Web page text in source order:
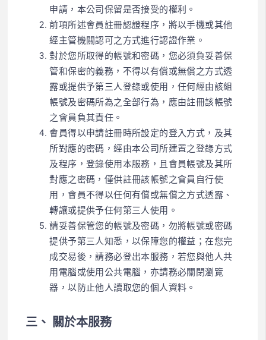
申請，本公司保留是否接受的權利。
前項所述會員註冊認證程序，將以手機或其他
經主管機關認可之方式進行認證作業。
對於您所取得的帳號和密碼，您必須負妥善保
管和保密的義務，不得以有償或無償之方式透
露或提供予第三人登錄或使用，任何經由該組
帳號及密碼所為之全部行為，應由註冊該帳號
之會員負其責任。
會員得以申請註冊時所設定的登入方式，及其
所對應的密碼，經由本公司所建置之登錄方式
及程序，登錄使用本服務，且會員帳號及其所
對應之密碼，僅供註冊該帳號之會員自行使
用，會員不得以任何有償或無償之方式透露、
轉讓或提供予任何第三人使用。
請妥善保管您的帳號及密碼，勿將帳號或密碼
提供予第三人知悉，以保障您的權益；在您完
成交易後，請務必登出本服務，若您與他人共
用電腦或使用公共電腦，亦請務必關閉瀏覽
器，以防止他人讀取您的個人資料。
三、 關於本服務